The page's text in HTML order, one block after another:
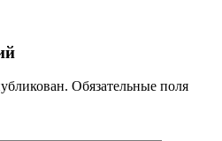
Обязательные поля